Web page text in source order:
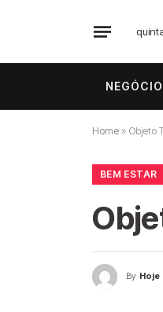
Home » Objeto
BEM ESTAR
By Hoje